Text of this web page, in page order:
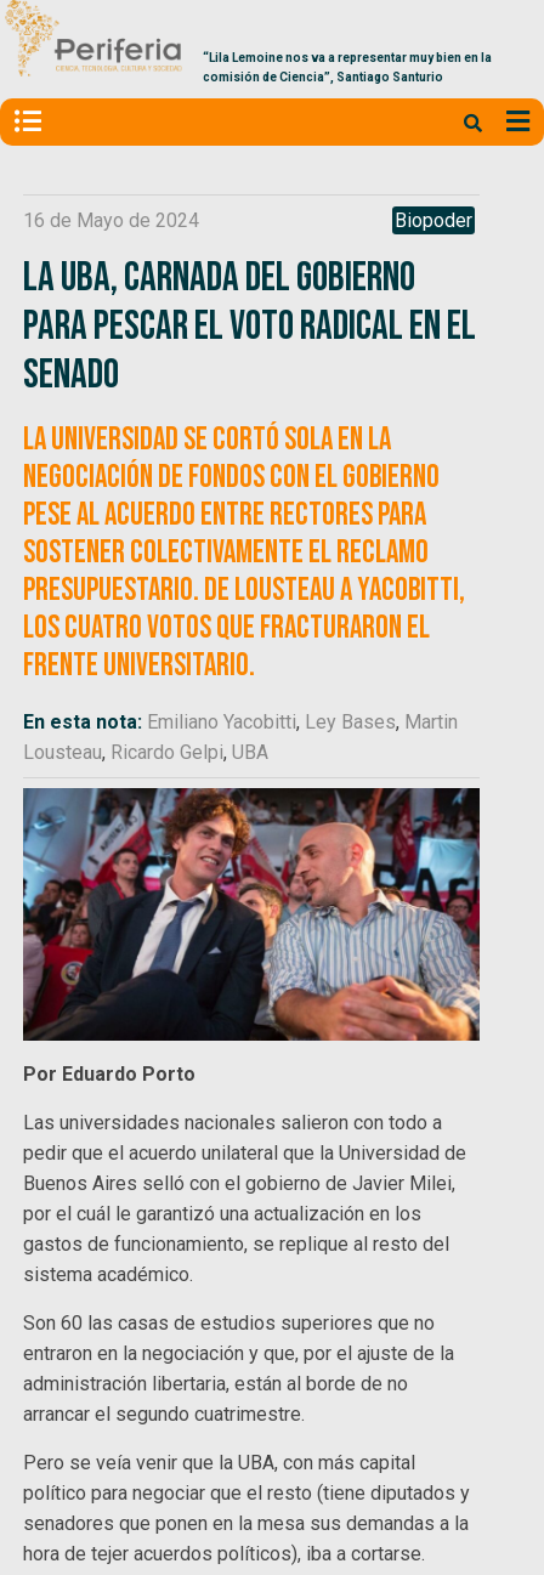
“Lila Lemoine nos va a representar muy bien en la
comisión de Ciencia”, Santiago Santurio
16 de Mayo de 2024 Biopoder
La UBA, carnada del Gobierno
para pescar el voto radical en el
Senado
La universidad se cortó sola en la
negociación de fondos con el Gobierno
pese al acuerdo entre rectores para
sostener colectivamente el reclamo
presupuestario. De Lousteau a Yacobitti,
los cuatro votos que fracturaron el
frente universitario.
En esta nota: Emiliano Yacobitti, Ley Bases, Martin
Lousteau, Ricardo Gelpi,UBA
Por Eduardo Porto
Las universidades nacionales salieron con todo a
pedir que el acuerdo unilateral que la Universidad de
Buenos Aires selló con el gobierno de Javier Milei,
por el cuál le garantizó una actualización en los
gastos de funcionamiento, se replique al resto del
sistema académico.
Son 60 las casas de estudios superiores que no
entraron en la negociación y que, por el ajuste de la
administración libertaria, están al borde de no
arrancar el segundo cuatrimestre.
Pero se veía venir que la UBA, con más capital
político para negociar que el resto (tiene diputados y
senadores que ponen en la mesa sus demandas a la
hora de tejer acuerdos políticos), iba a cortarse.